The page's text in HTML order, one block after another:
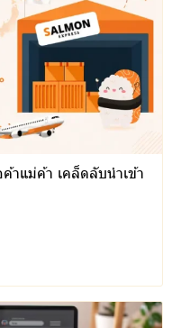
าแม่ค้า เคล็ดลับนำเข้า